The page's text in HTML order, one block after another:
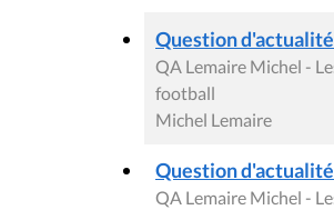
Question
QA Lemaire Michel -
football
Michel Lemaire
Question
QA Lemaire Michel -